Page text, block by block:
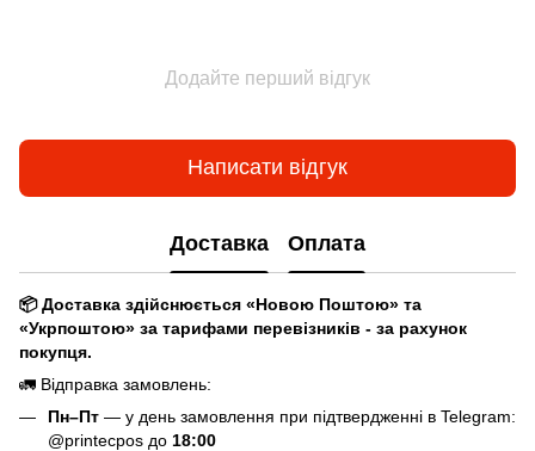
Додайте перший відгук
Написати відгук
Доставка Оплата
📦 Доставка здійснюється «Новою Поштою» та
«Укрпоштою» за тарифами перевізників - за рахунок
покупця.
🚛 Відправка замовлень:
Пн–Пт — у день замовлення при підтвердженні в Telegram:
@printecpos до 18:00